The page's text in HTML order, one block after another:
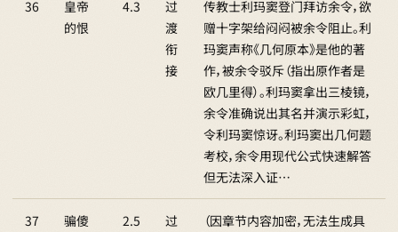
36
皇帝
的恨
4.3
过
渡
衔
接
传教士利玛窦登门拜访余令，欲
赠十字架给闷闷被余令阻止。利
玛窦声称《几何原本》是他的著
作，被余令驳斥（指出原作者是
欧几里得）。利玛窦拿出三棱镜，
余令准确说出其名并演示彩虹，
令利玛窦惊讶。利玛窦出几何题
考校，余令用现代公式快速解答
但无法深入证…
37
骗傻
2.5
过
（因章节内容加密，无法生成具